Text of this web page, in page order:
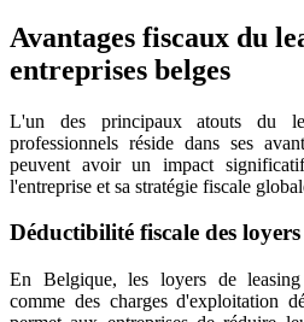
Avantages fiscaux du
entreprises belges
L'un des principaux atouts du
professionnels réside dans ses
peuvent avoir un impact
l'entreprise et sa stratégie fiscale
Déductibilité fiscale des
En Belgique, les loyers de leasing
comme des charges d'exploitation